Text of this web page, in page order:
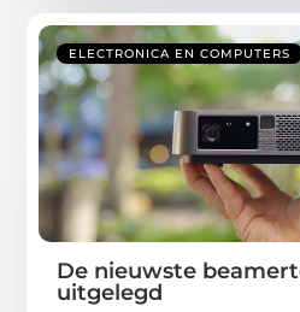
ELECTRONICA EN COMPUTERS
De nieuwste
uitgelegd